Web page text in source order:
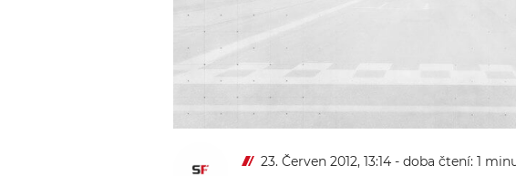
23. Červen 2012, 13:14 - doba čtení: 1